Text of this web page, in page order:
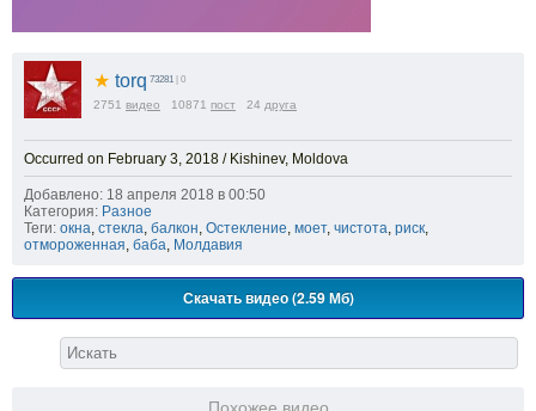
★ torq 73281 | 0
2751 видео 10871 пост 24 друга
Occurred on February 3, 2018 / Kishinev, Moldova
Добавлено: 18 апреля 2018 в 00:50
Категория: Разное
Теги: окна стекла балкон Остекление моет, чистота риск
отмороженная баба Молдавия
Скачать видео (2.59 Мб)